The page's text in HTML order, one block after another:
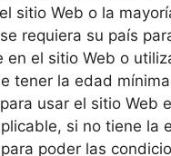
sitio Web o la
requiera su país
en el sitio Web o
tener la edad mínima
usar el sitio Web
si no tiene la
poder las